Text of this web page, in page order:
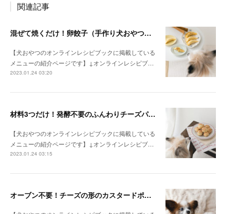
関連記事
混ぜて焼くだけ！卵餃子（手作り犬おやつレシピ）
【犬おやつのオンラインレシピブックに掲載している
メニューの紹介ページです】↓オンラインレシピブ…
2023.01.24 03:20
材料3つだけ！発酵不要のふんわりチーズパン（手作り犬おやつレシピ）
【犬おやつのオンラインレシピブックに掲載している
メニューの紹介ページです】↓オンラインレシピブ…
2023.01.24 03:15
オーブン不要！チーズの形のカスタードポテトケーキ（手作り犬おやつレシピ）